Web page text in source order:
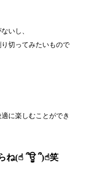
いし、
切ってみたいもので
に楽しむことができ
ね(☝︎ ՞ਊ ՞)☝︎笑